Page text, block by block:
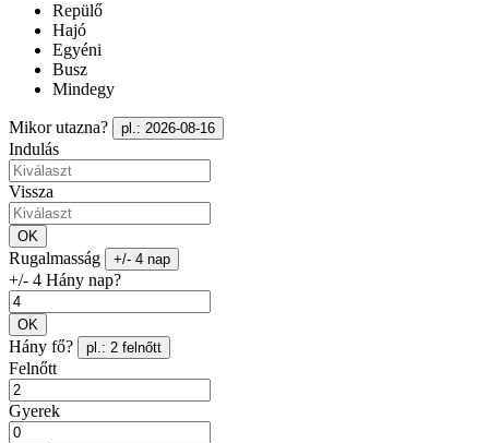
Repülő
Hajó
Egyéni
Busz
Mindegy
Mikor utazna? pl.: 2026-08-16
Indulás
Vissza
OK
Rugalmasság +/- 4 nap
+/- 4 Hány nap?
OK
Hány fő? pl.: 2 felnőtt
Felnőtt
Gyerek